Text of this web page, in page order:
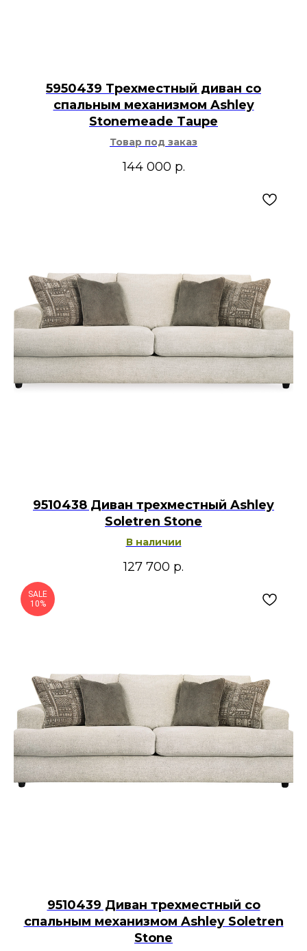
5950439 Трехместный диван со
спальным механизмом Ashley
Stonemeade Taupe
Товар под заказ
144 000 р.
9510438 Диван трехместный Ashley
Soletren Stone
В наличии
127 700 р.
SALE
10%
9510439 Диван трехместный со
спальным механизмом Ashley Soletren
Stone